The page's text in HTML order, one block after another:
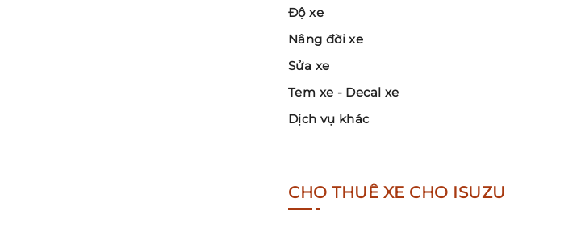
Độ xe
Nâng đời xe
Sửa xe
Tem xe - Decal xe
Dịch vụ khác
CHO THUÊ XE CHO ISUZU